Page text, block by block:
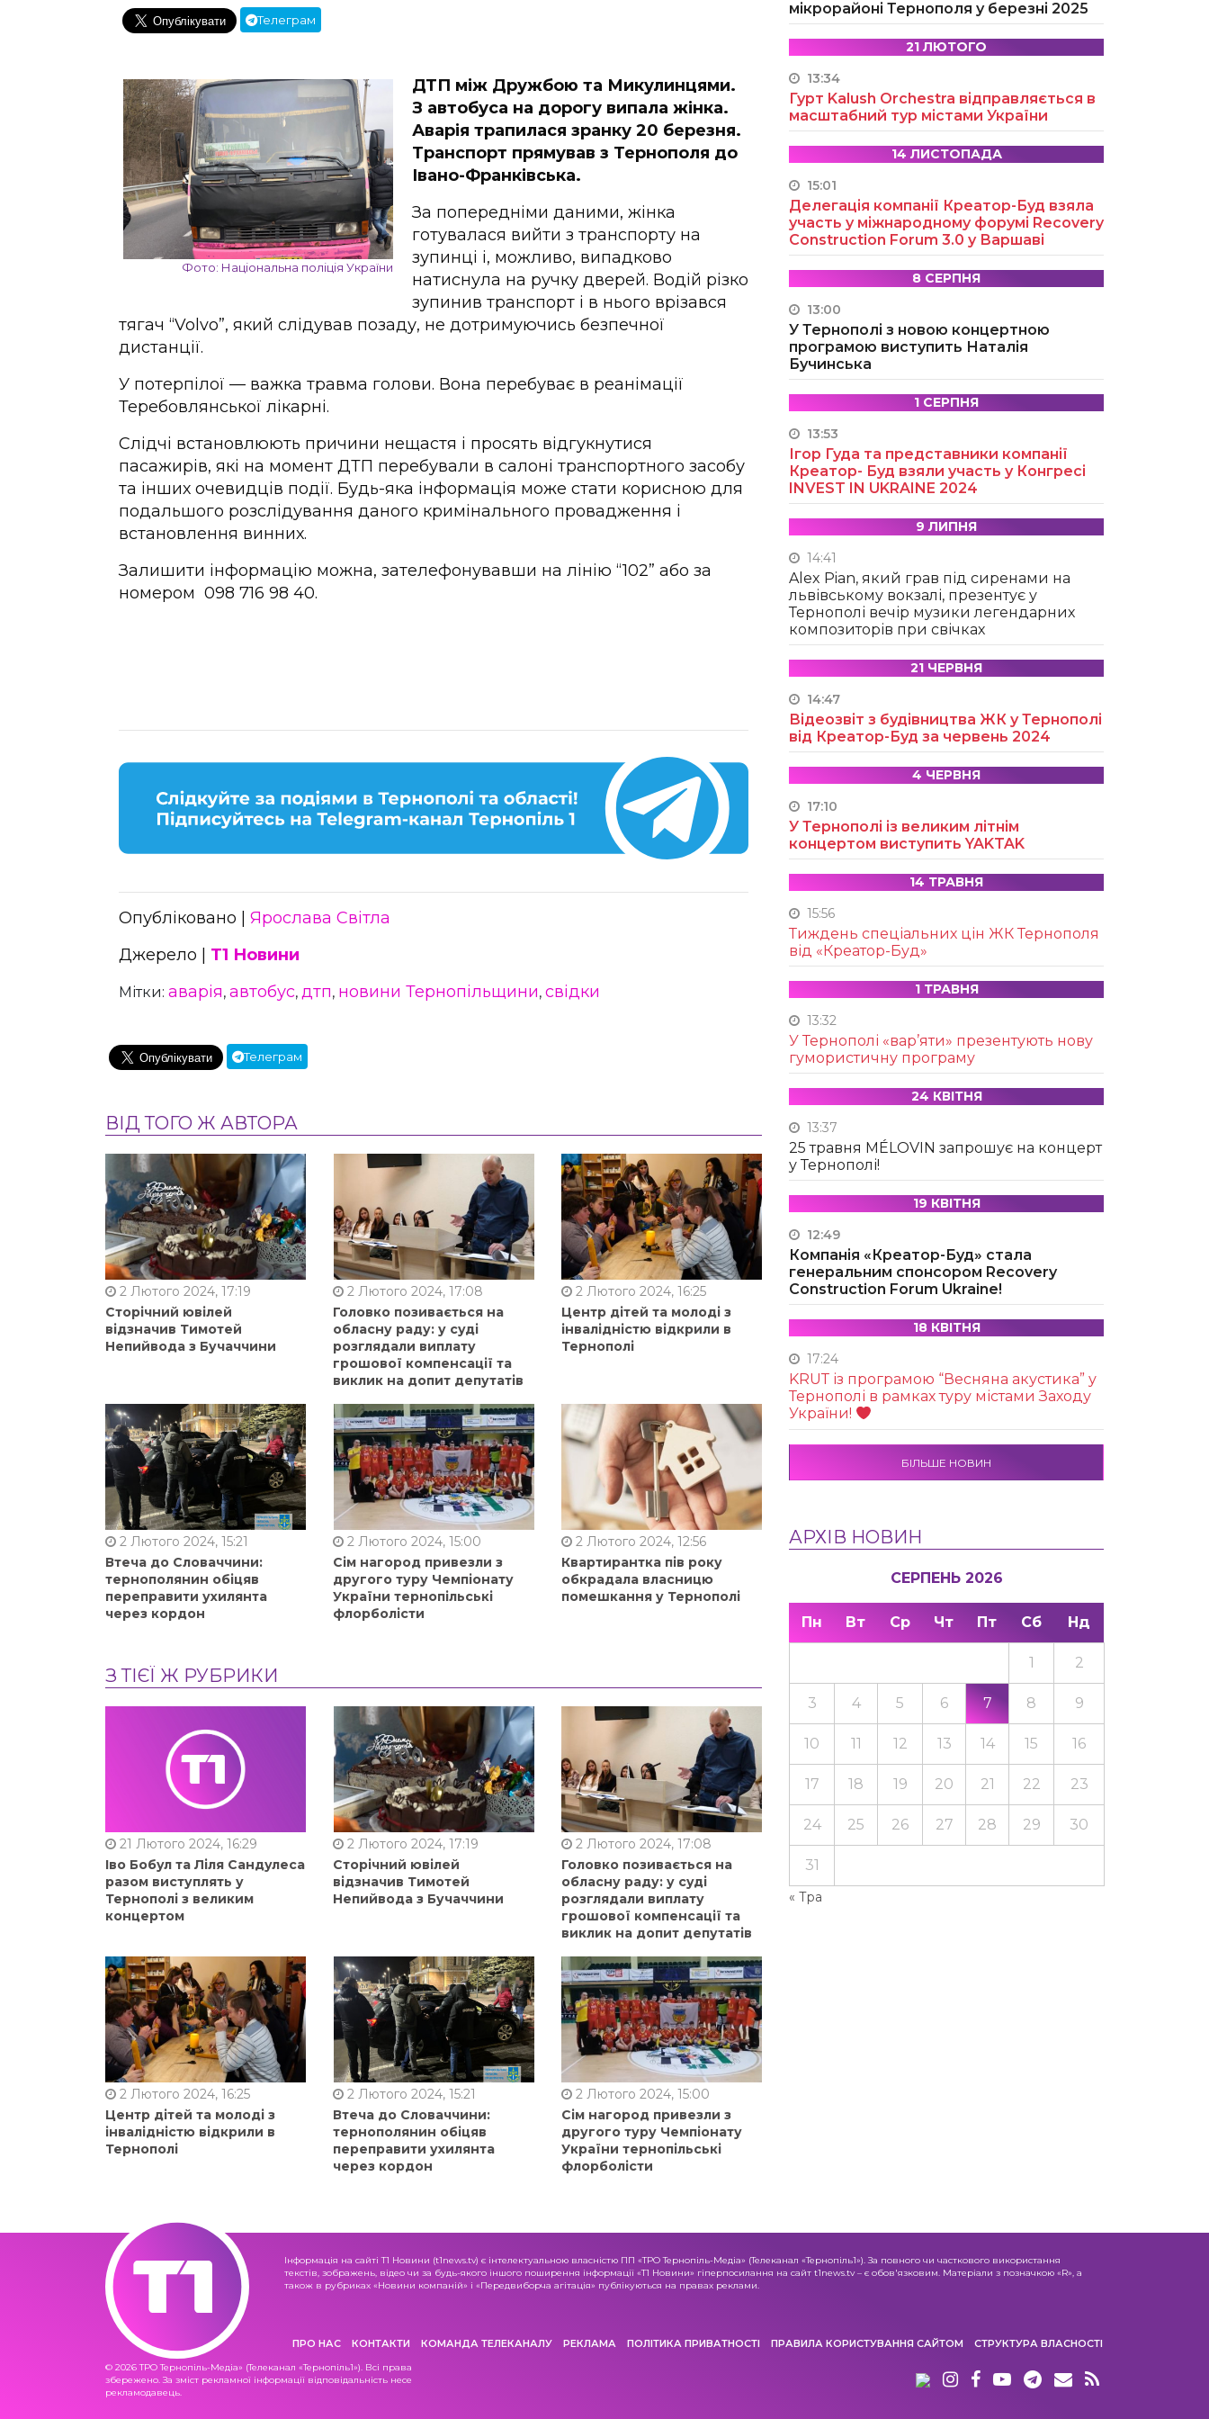
Телеграм
Фото: Національна поліція України
ДТП між Дружбою та Микулинцями.
З автобуса на дорогу випала жінка.
Аварія трапилася зранку 20 березня.
Транспорт прямував з Тернополя до
Івано-Франківська.
За попередніми даними, жінка
готувалася вийти з транспорту на
зупинці і, можливо, випадково
натиснула на ручку дверей. Водій різко
зупинив транспорт і в нього врізався
тягач “Volvo”, який слідував позаду, не дотримуючись безпечної
дистанції.
У потерпілої — важка травма голови. Вона перебуває в реанімації
Теребовлянської лікарні.
Слідчі встановлюють причини нещастя і просять відгукнутися
пасажирів, які на момент ДТП перебували в салоні транспортного засобу
та інших очевидців події. Будь-яка інформація може стати корисною для
подальшого розслідування даного кримінального провадження і
встановлення винних.
Залишити інформацію можна, зателефонувавши на лінію “102” або за
номером 098 716 98 40.
Опубліковано | Ярослава Світла
Джерело | Т1 Новини
Мітки: аварія, автобус, дтп, новини Тернопільщини, свідки
Телеграм
ВІД ТОГО Ж АВТОРА
2 Лютого 2024, 17:19
Сторічний ювілей
відзначив Тимотей
Непийвода з Бучаччини
2 Лютого 2024, 17:08
Головко позивається на
обласну раду: у суді
розглядали виплату
грошової компенсації та
виклик на допит депутатів
2 Лютого 2024, 16:25
Центр дітей та молоді з
інвалідністю відкрили в
Тернополі
2 Лютого 2024, 15:21
Втеча до Словаччини:
тернополянин обіцяв
переправити ухилянта
через кордон
2 Лютого 2024, 15:00
Сім нагород привезли з
другого туру Чемпіонату
України тернопільські
флорболісти
2 Лютого 2024, 12:56
Квартирантка пів року
обкрадала власницю
помешкання у Тернополі
З ТІЄЇ Ж РУБРИКИ
21 Лютого 2024, 16:29
Іво Бобул та Ліля Сандулеса
разом виступлять у
Тернополі з великим
концертом
2 Лютого 2024, 17:19
Сторічний ювілей
відзначив Тимотей
Непийвода з Бучаччини
2 Лютого 2024, 17:08
Головко позивається на
обласну раду: у суді
розглядали виплату
грошової компенсації та
виклик на допит депутатів
2 Лютого 2024, 16:25
Центр дітей та молоді з
інвалідністю відкрили в
Тернополі
2 Лютого 2024, 15:21
Втеча до Словаччини:
тернополянин обіцяв
переправити ухилянта
через кордон
2 Лютого 2024, 15:00
Сім нагород привезли з
другого туру Чемпіонату
України тернопільські
флорболісти
мікрорайоні Тернополя у березні 2025
21 ЛЮТОГО
13:34
Гурт Kalush Orchestra відправляється в
масштабний тур містами України
14 ЛИСТОПАДА
15:01
Делегація компанії Креатор-Буд взяла
участь у міжнародному форумі Recovery
Construction Forum 3.0 у Варшаві
8 СЕРПНЯ
13:00
У Тернополі з новою концертною
програмою виступить Наталія
Бучинська
1 СЕРПНЯ
13:53
Ігор Гуда та представники компанії
Креатор- Буд взяли участь у Конгресі
INVEST IN UKRAINE 2024
9 ЛИПНЯ
14:41
Alex Pian, який грав під сиренами на
львівському вокзалі, презентує у
Тернополі вечір музики легендарних
композиторів при свічках
21 ЧЕРВНЯ
14:47
Відеозвіт з будівництва ЖК у Тернополі
від Креатор-Буд за червень 2024
4 ЧЕРВНЯ
17:10
У Тернополі із великим літнім
концертом виступить YAKTAK
14 ТРАВНЯ
15:56
Тиждень спеціальних цін ЖК Тернополя
від «Креатор-Буд»
1 ТРАВНЯ
13:32
У Тернополі «вар’яти» презентують нову
гумористичну програму
24 КВІТНЯ
13:37
25 травня MÉLOVIN запрошує на концерт
у Тернополі!
19 КВІТНЯ
12:49
Компанія «Креатор-Буд» стала
генеральним спонсором Recovery
Construction Forum Ukraine!
18 КВІТНЯ
17:24
KRUТ із програмою “Весняна акустика” у
Тернополі в рамках туру містами Заходу
України!
БІЛЬШЕ НОВИН
АРХІВ НОВИН
СЕРПЕНЬ 2026
Пн Вт Ср Чт Пт Сб Нд
« Тра
1 2
3 4 5 6 7 8 9
10 11 12 13 14 15 16
17 18 19 20 21 22 23
24 25 26 27 28 29 30
31
Інформація на сайті Т1 Новини (t1news.tv) є інтелектуальною власністю ПП «ТРО Тернопіль-Медіа» (Телеканал «Тернопіль1»). За повного чи часткового використання
текстів, зображень, відео чи за будь-якого іншого поширення інформації «Т1 Новини» гіперпосилання на сайт t1news.tv – є обов'язковим. Матеріали з позначкою «R», а
також в рубриках «Новини компаній» і «Передвиборча агітація» публікуються на правах реклами.
ПРО НАС КОНТАКТИ КОМАНДА ТЕЛЕКАНАЛУ РЕКЛАМА ПОЛІТИКА ПРИВАТНОСТІ ПРАВИЛА КОРИСТУВАННЯ САЙТОМ СТРУКТУРА ВЛАСНОСТІ
© 2026 ТРО Тернопіль-Медіа» (Телеканал «Тернопіль1»). Всі права
збережено. За зміст рекламної інформації відповідальність несе
рекламодавець.